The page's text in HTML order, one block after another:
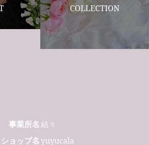
COLLECTION
事業所名結々
ショップ名yuyucala